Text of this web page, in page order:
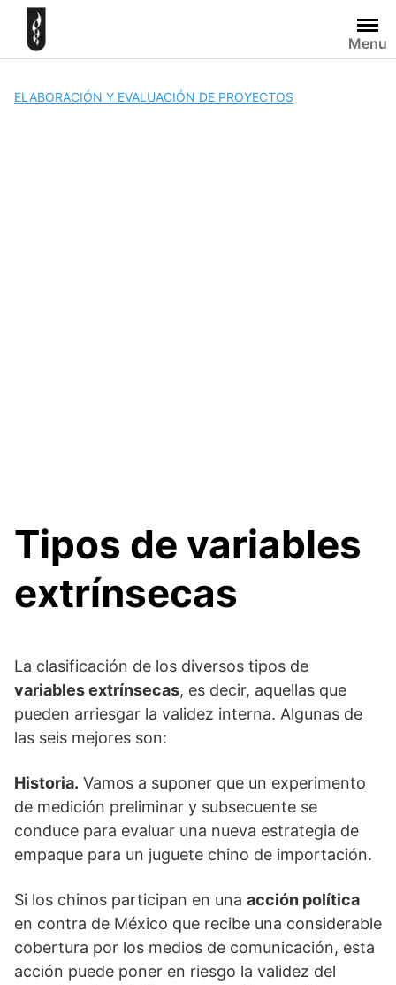
Skip
content
Menu
ELABORACIÓN Y EVALUACIÓN DE PROYECTOS
Tipos de variables
extrínsecas
La clasificación de los diversos tipos de
variables extrínsecas, es decir, aquellas que
pueden arriesgar la validez interna. Algunas de
las seis mejores son:
Historia. Vamos a suponer que un experimento
de medición preliminar y subsecuente se
conduce para evaluar una nueva estrategia de
empaque para un juguete chino de importación.
Si los chinos participan en una acción política
en contra de México que recibe una considerable
cobertura por los medios de comunicación, esta
acción puede poner en riesgo la validez del